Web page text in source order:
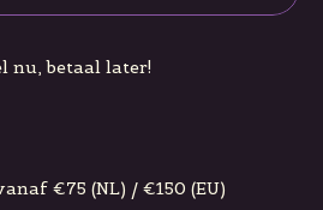
nu, betaal later!
€75 (NL) / €150 (EU)